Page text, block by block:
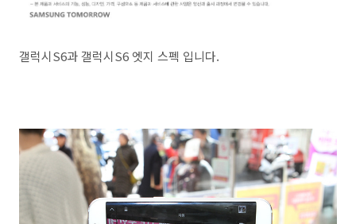
갤럭시S6과 갤럭시S6 엣지 스펙 입니다.